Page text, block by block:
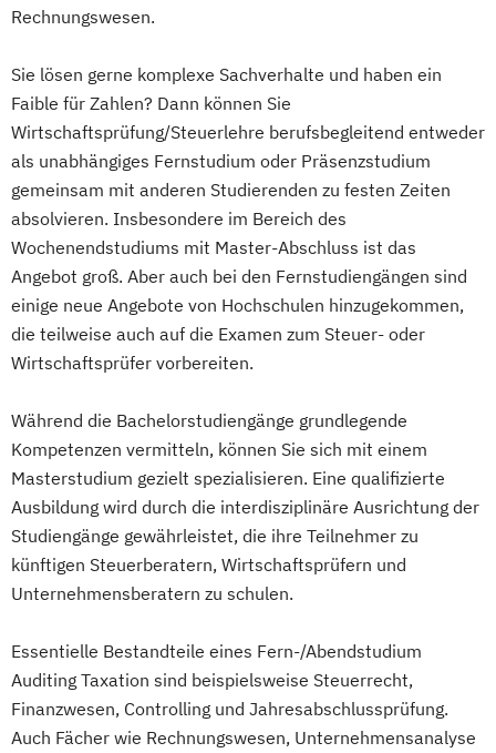
Rechnungswesen.
Sie lösen gerne komplexe Sachverhalte und haben ein
Faible für Zahlen? Dann können Sie
Wirtschaftsprüfung/Steuerlehre berufsbegleitend entweder
als unabhängiges Fernstudium oder Präsenzstudium
gemeinsam mit anderen Studierenden zu festen Zeiten
absolvieren. Insbesondere im Bereich des
Wochenendstudiums mit Master-Abschluss ist das
Angebot groß. Aber auch bei den Fernstudiengängen sind
einige neue Angebote von Hochschulen hinzugekommen,
die teilweise auch auf die Examen zum Steuer- oder
Wirtschaftsprüfer vorbereiten.
Während die Bachelorstudiengänge grundlegende
Kompetenzen vermitteln, können Sie sich mit einem
Masterstudium gezielt spezialisieren. Eine qualifizierte
Ausbildung wird durch die interdisziplinäre Ausrichtung der
Studiengänge gewährleistet, die ihre Teilnehmer zu
künftigen Steuerberatern, Wirtschaftsprüfern und
Unternehmensberatern zu schulen.
Essentielle Bestandteile eines Fern-/Abendstudium
Auditing Taxation sind beispielsweise Steuerrecht,
Finanzwesen, Controlling und Jahresabschlussprüfung.
Auch Fächer wie Rechnungswesen, Unternehmensanalyse